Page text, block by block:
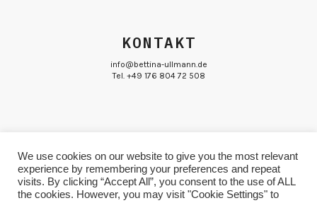
KONTAKT
info@bettina-ullmann.de
Tel. +49 176 804 72 508
© Bettina UllmannImpressum & Datenschutz
We use cookies on our website to give you the most relevant
experience by remembering your preferences and repeat
visits. By clicking “Accept All”, you consent to the use of ALL
the cookies. However, you may visit "Cookie Settings" to